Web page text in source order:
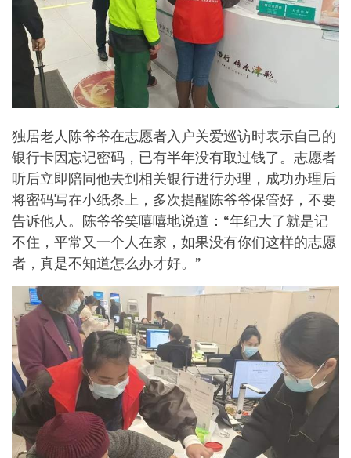
独居老人陈爷爷在志愿者入户关爱巡访时表示自己的
银行卡因忘记密码，已有半年没有取过钱了。志愿者
听后立即陪同他去到相关银行进行办理，成功办理后
将密码写在小纸条上，多次提醒陈爷爷保管好，不要
告诉他人。陈爷爷笑嘻嘻地说道：“年纪大了就是记
不住，平常又一个人在家，如果没有你们这样的志愿
者，真是不知道怎么办才好。”